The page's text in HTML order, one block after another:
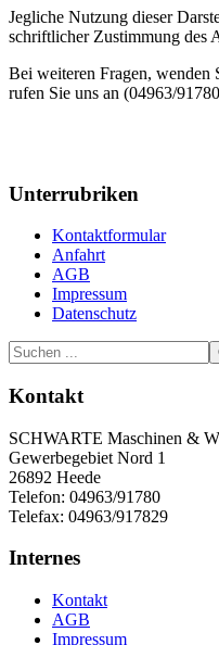
Jegliche Nutzung dieser
schriftlicher Zustimmung des
Bei weiteren Fragen, wenden
rufen Sie uns an (04963/
Unterrubriken
Kontaktformular
Anfahrt
AGB
Impressum
Datenschutz
Kontakt
SCHWARTE Maschinen &
Gewerbegebiet Nord 1
26892 Heede
Telefon: 04963/91780
Telefax: 04963/917829
Internes
Kontakt
AGB
Impressum